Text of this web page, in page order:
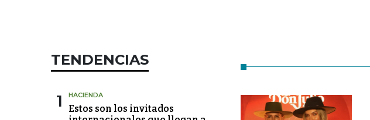
TENDENCIAS
1 HACIENDA
Estos son los invitados